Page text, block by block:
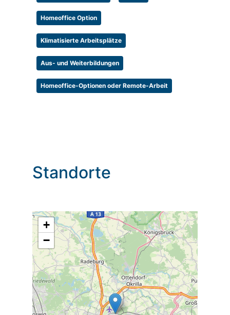
Homeoffice Option
Klimatisierte Arbeitsplätze
Aus- und Weiterbildungen
Homeoffice-Optionen oder Remote-Arbeit
Standorte
+
−